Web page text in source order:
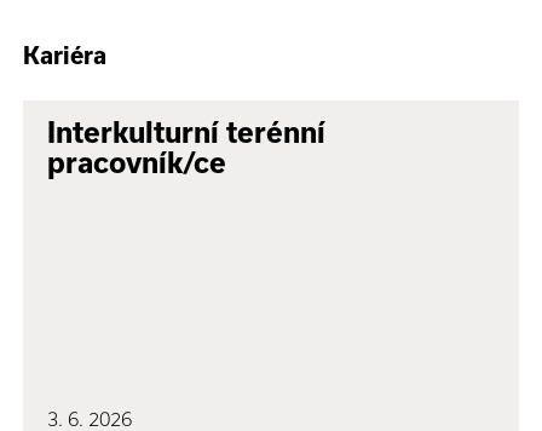
Kariéra
Interkulturní terénní
pracovník/ce
3. 6. 2026